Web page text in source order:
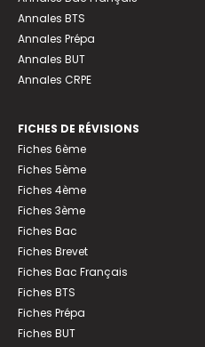
Annales BTS
Annales Prépa
Annales BUT
Annales CRPE
FICHES DE RÉVISIONS
Fiches 6ème
Fiches 5ème
Fiches 4ème
Fiches 3ème
Fiches Bac
Fiches Brevet
Fiches Bac Français
Fiches BTS
Fiches Prépa
Fiches BUT